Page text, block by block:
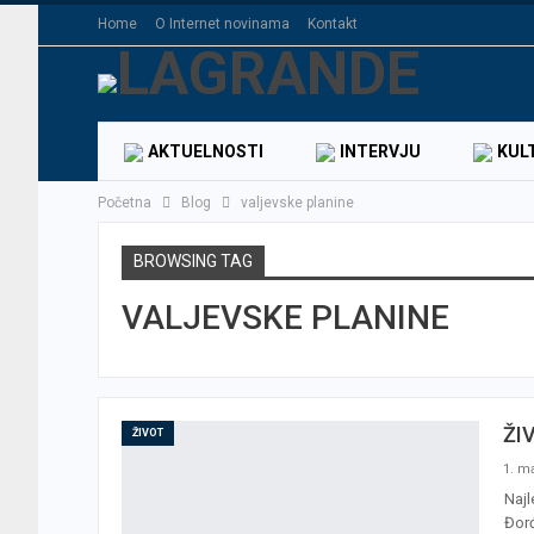
Home O Internet novinama Kontakt
AKTUELNOSTI INTERVJU
Početna Blog valjevske planine
BROWSING TAG
VALJEVSKE PLANINE
ŽIVOT
1.